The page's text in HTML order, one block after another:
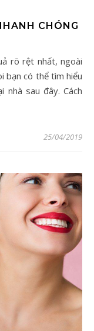
CHÓNG
bạn có thể tìm hiểu
sau đây. Cách
25/04/2019